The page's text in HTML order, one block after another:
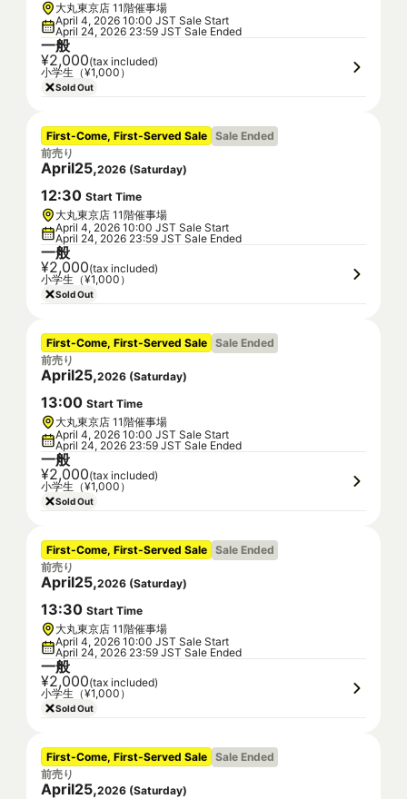
大丸東京店 11階催事場
April 4, 2026 10:00 JST Sale Start
April 24, 2026 23:59 JST Sale Ended
一般
¥2,000(tax included)
小学生（¥1,000）
Sold Out
First-Come, First-Served Sale Sale Ended
前売り
April25,2026 (Saturday)
12:30 Start Time
大丸東京店 11階催事場
April 4, 2026 10:00 JST Sale Start
April 24, 2026 23:59 JST Sale Ended
一般
¥2,000(tax included)
小学生（¥1,000）
Sold Out
First-Come, First-Served Sale Sale Ended
前売り
April25,2026 (Saturday)
13:00 Start Time
大丸東京店 11階催事場
April 4, 2026 10:00 JST Sale Start
April 24, 2026 23:59 JST Sale Ended
一般
¥2,000(tax included)
小学生（¥1,000）
Sold Out
First-Come, First-Served Sale Sale Ended
前売り
April25,2026 (Saturday)
13:30 Start Time
大丸東京店 11階催事場
April 4, 2026 10:00 JST Sale Start
April 24, 2026 23:59 JST Sale Ended
一般
¥2,000(tax included)
小学生（¥1,000）
Sold Out
First-Come, First-Served Sale Sale Ended
前売り
April25,2026 (Saturday)